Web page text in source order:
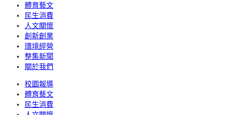
體育藝文
民生消費
人文關懷
創新創業
環境經營
整集新聞
關於我們
校園報導
體育藝文
民生消費